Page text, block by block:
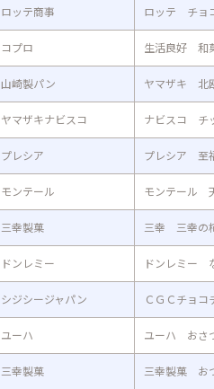
ロッテ商事 ロッテ チョ
コプロ 生活良好 和
山崎製パン ヤマザキ 北
ヤマザキナビスコ ナビスコ チ
プレシア プレシア 至
モンテール モンテール
三幸製菓 三幸 三幸の
ドンレミー ドンレミー
シジシージャパン ＣＧＣチョコ
ユーハ ユーハ おさ
三幸製菓 三幸製菓 お